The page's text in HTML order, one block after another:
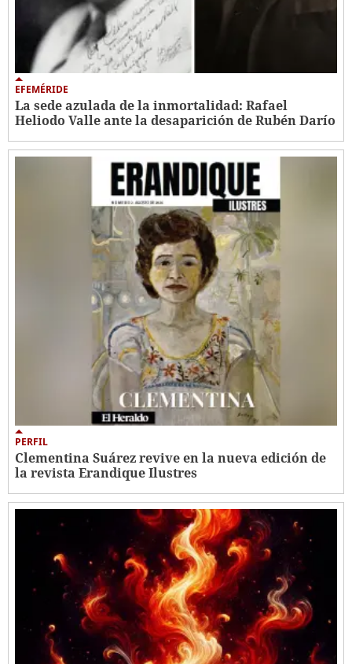
EFEMÉRIDE
La sede azulada de la inmortalidad: Rafael
Heliodo Valle ante la desaparición de Rubén Darío
PERFIL
Clementina Suárez revive en la nueva edición de
la revista Erandique Ilustres